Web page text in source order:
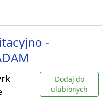
-
Dodaj do
ulubionych